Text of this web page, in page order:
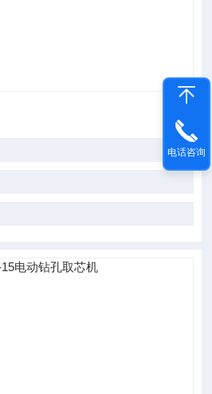
电话咨询